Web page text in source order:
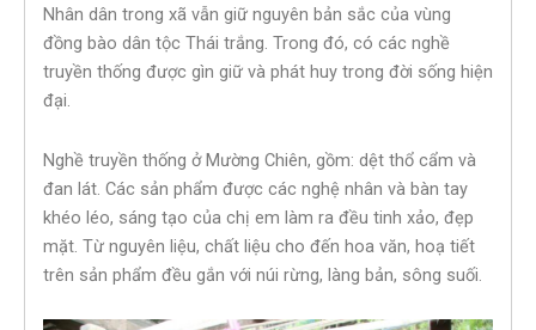
Nhân dân trong xã vẫn giữ nguyên bản sắc của vùng
đồng bào dân tộc Thái trắng. Trong đó, có các nghề
truyền thống được gìn giữ và phát huy trong đời sống hiện
đại.
Nghề truyền thống ở Mường Chiên, gồm: dệt thổ cẩm và
đan lát. Các sản phẩm được các nghệ nhân và bàn tay
khéo léo, sáng tạo của chị em làm ra đều tinh xảo, đẹp
mặt. Từ nguyên liệu, chất liệu cho đến hoa văn, hoạ tiết
trên sản phẩm đều gắn với núi rừng, làng bản, sông suối.